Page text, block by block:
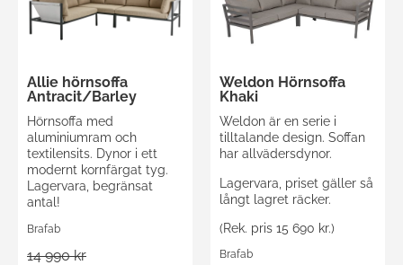
Allie hörnsoffa
Antracit/Barley
Hörnsoffa med
aluminiumram och
textilensits. Dynor i ett
modernt kornfärgat tyg.
Lagervara, begränsat
antal!
Brafab
14 990 kr
Weldon Hörnsoffa
Khaki
Weldon är en serie i
tilltalande design. Soffan
har allvädersdynor.
Lagervara, priset gäller så
långt lagret räcker.
(Rek. pris 15 690 kr.)
Brafab